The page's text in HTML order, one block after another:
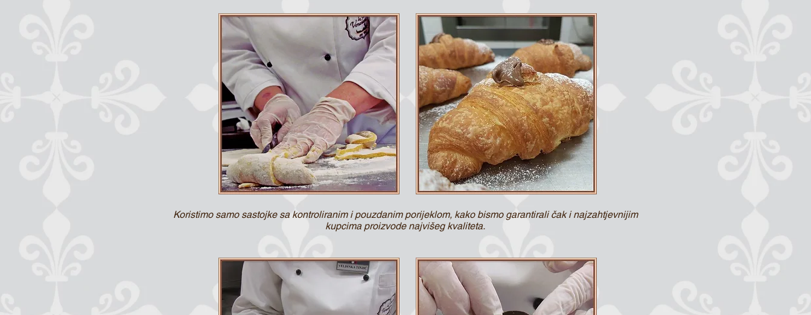
Koristimo samo sastojke sa kontroliranim i pouzdanim porijeklom, kako bismo garantirali čak i najzahtjevnijim
kupcima proizvode najvišeg kvaliteta.